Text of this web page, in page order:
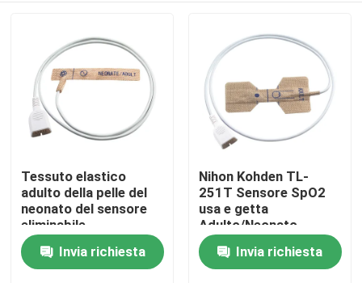
Casa
Tessuto elastico
adulto della pelle del
neonato del sensore
eliminabile
dell'ossimetro di Nihon
Kohden TL-253T
Invia richiesta
Nihon Kohden TL-
251T Sensore SpO2
usa e getta
Adulto/Neonato
Tessuto non tessuto
Sonda SpO2 usa e
getta
Invia richiesta